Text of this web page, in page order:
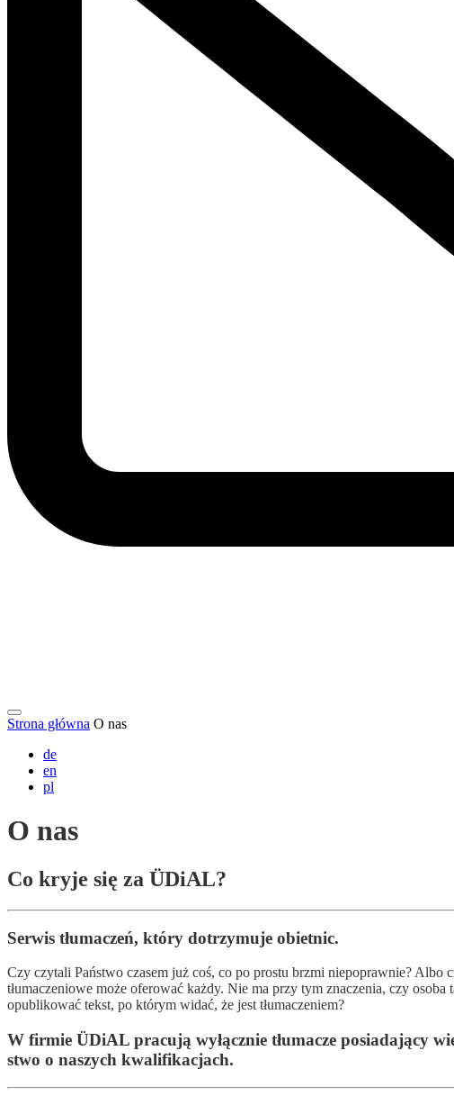
Strona główna O nas
de
en
pl
O nas
Co kryje się za ÜDiAL?
Serwis tłumaczeń, który dotrzymuje obietnic.
Czy czy­ta­li Pań­stwo cza­sem już coś, co po pros­tu brzmi nie­po­praw­nie? Al­bo
tłu­ma­cze­nio­we mo­że ofe­ro­wać każ­dy. Nie ma przy tym zna­cze­nia, czy
opu­bli­ko­wać tekst, po któ­rym wi­dać, że jest tłu­ma­cze­niem?
W fir­mie ÜDiAL pra­cu­ją wy­łącz­nie tłu­ma­cze po­sia­da­ją­cy
stwo o na­szych kwa­li­fi­kac­jach.